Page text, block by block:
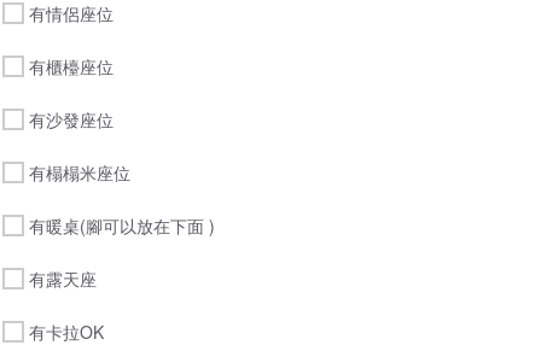
有情侶座位
有櫃檯座位
有沙發座位
有榻榻米座位
有暖桌(腳可以放在下面 )
有露天座
有卡拉OK